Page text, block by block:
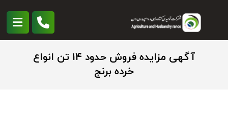
آگهی مزایده فروش حدود ۱۴ تن انواع
خرده برنج